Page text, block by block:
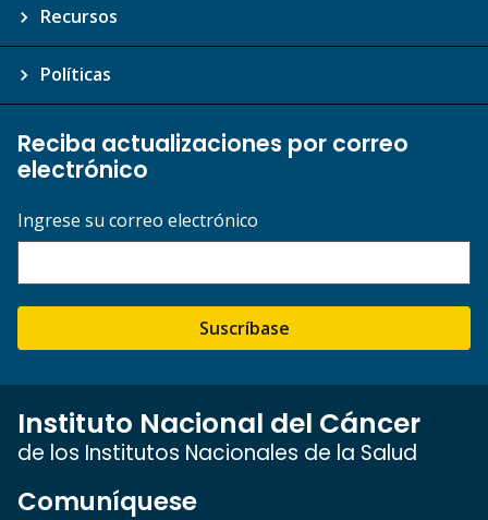
Recursos
Políticas
Reciba actualizaciones por correo
electrónico
Ingrese su correo electrónico
Suscríbase
Instituto Nacional del Cáncer
de los Institutos Nacionales de la Salud
Comuníquese